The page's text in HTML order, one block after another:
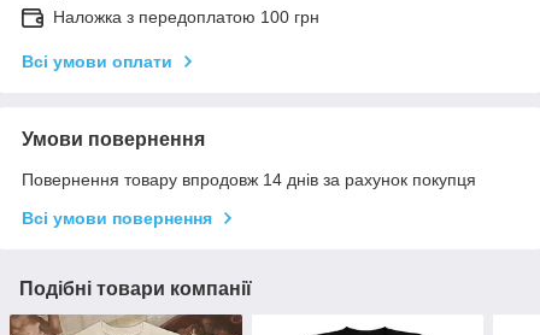
Наложка з передоплатою 100 грн
Всі умови оплати
Умови повернення
Повернення товару впродовж 14 днів за рахунок покупця
Всі умови повернення
Подібні товари компанії